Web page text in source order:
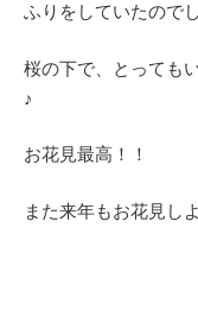
ふりをしていたので
桜の下で、とっても
♪
お花見最高！！
また来年もお花見し